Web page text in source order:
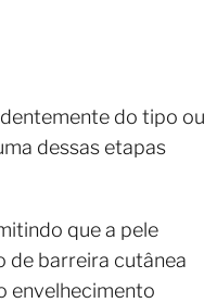
do tipo ou
dessas etapas
que a pele
de barreira cutânea
envelhecimento